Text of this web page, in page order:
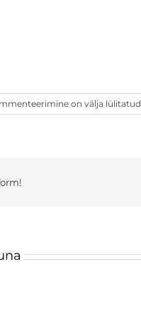
on välja lülitatud